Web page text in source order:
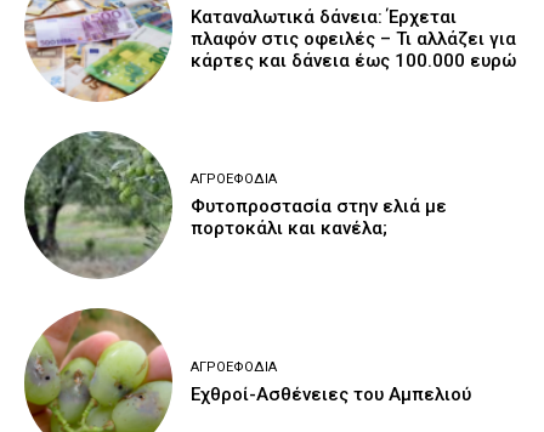
Καταναλωτικά δάνεια: Έρχεται
πλαφόν στις οφειλές – Τι αλλάζει για
κάρτες και δάνεια έως 100.000 ευρώ
ΑΓΡΟΕΦΌΔΙΑ
Φυτοπροστασία στην ελιά με
πορτοκάλι και κανέλα;
ΑΓΡΟΕΦΌΔΙΑ
Εχθροί-Ασθένειες του Αμπελιού